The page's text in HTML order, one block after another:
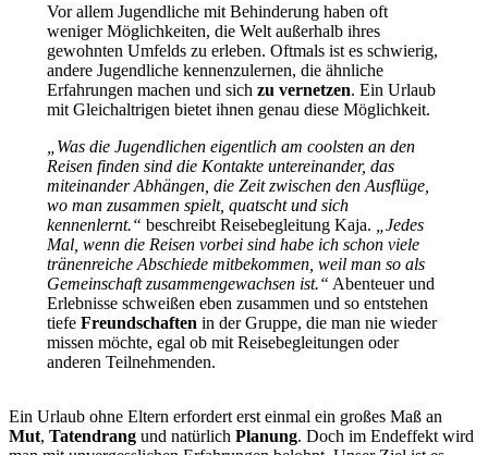
Vor allem Jugendliche mit Behinderung haben oft
weniger Möglichkeiten, die Welt außerhalb ihres
gewohnten Umfelds zu erleben. Oftmals ist es schwierig,
andere Jugendliche kennenzulernen, die ähnliche
Erfahrungen machen und sich zu vernetzen. Ein Urlaub
mit Gleichaltrigen bietet ihnen genau diese Möglichkeit.
„Was die Jugendlichen eigentlich am coolsten an den
Reisen finden sind die Kontakte untereinander, das
miteinander Abhängen, die Zeit zwischen den Ausflüge,
wo man zusammen spielt, quatscht und sich
kennenlernt.“ beschreibt Reisebegleitung Kaja.
„Jedes
Mal, wenn die Reisen vorbei sind habe ich schon viele
tränenreiche Abschiede mitbekommen, weil man so als
Gemeinschaft zusammengewachsen ist.“ Abenteuer und
Erlebnisse schweißen eben zusammen und so entstehen
tiefe Freundschaften in der Gruppe, die man nie wieder
missen möchte, egal ob mit Reisebegleitungen oder
anderen Teilnehmenden.
Ein Urlaub ohne Eltern erfordert erst einmal ein großes Maß an
Mut, Tatendrang und natürlich Planung. Doch im Endeffekt wird